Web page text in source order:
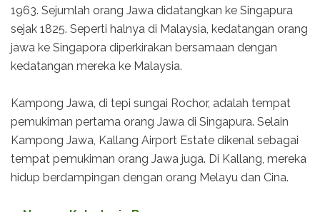
1963. Sejumlah orang Jawa didatangkan ke Singapura
sejak 1825. Seperti halnya di Malaysia, kedatangan orang
jawa ke Singapora diperkirakan bersamaan dengan
kedatangan mereka ke Malaysia.
Kampong Jawa, di tepi sungai Rochor, adalah tempat
pemukiman pertama orang Jawa di Singapura. Selain
Kampong Jawa, Kallang Airport Estate dikenal sebagai
tempat pemukiman orang Jawa juga. Di Kallang, mereka
hidup berdampingan dengan orang Melayu dan Cina.